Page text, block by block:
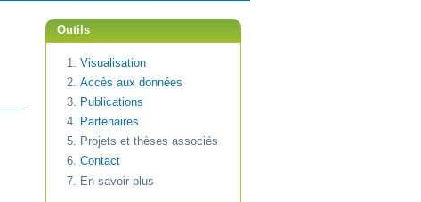
Outils
Visualisation
Accès aux données
Publications
Partenaires
Projets et thèses associés
Contact
En savoir plus